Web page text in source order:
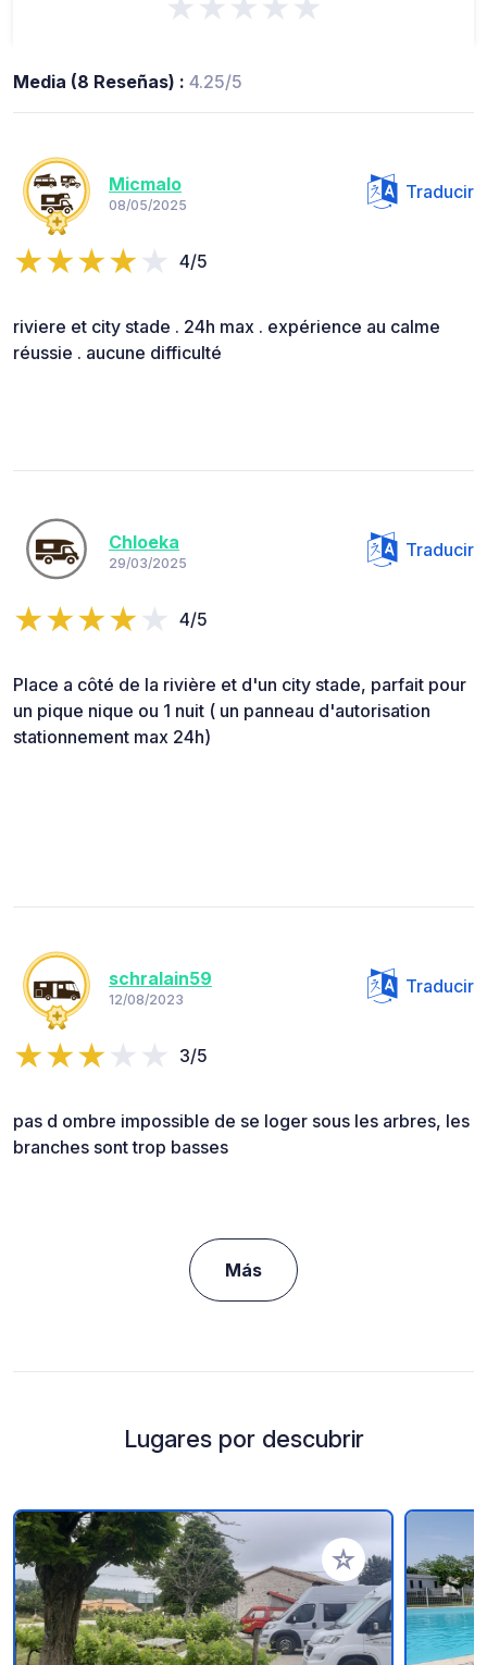
Media (8 Reseñas) : 4.25/5
Micmalo
08/05/2025
Traducir
4/5
riviere et city stade . 24h max . expérience au calme
réussie . aucune difficulté
Chloeka
29/03/2025
Traducir
4/5
Place a côté de la rivière et d'un city stade, parfait pour
un pique nique ou 1 nuit ( un panneau d'autorisation
stationnement max 24h)
schralain59
12/08/2023
Traducir
3/5
pas d ombre impossible de se loger sous les arbres, les
branches sont trop basses
Más
Lugares por descubrir
Añadir a tus